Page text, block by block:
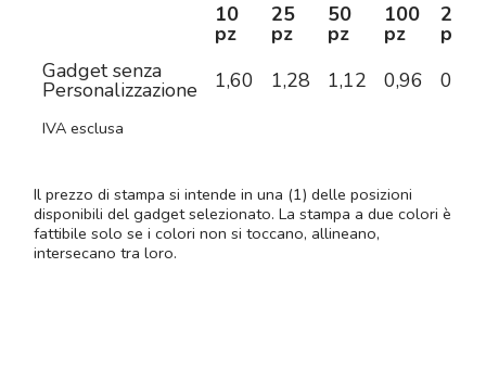
10
pz
25
pz
50
pz
100
pz
250
pz
Gadget senza
Personalizzazione 1,60 1,28 1,12 0,96 0,74
IVA esclusa
Il prezzo di stampa si intende in una (1) delle posizioni
disponibili del gadget selezionato. La stampa a due colori è
fattibile solo se i colori non si toccano, allineano,
intersecano tra loro.